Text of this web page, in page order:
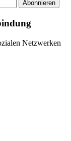
Abonnieren
Netzwerken